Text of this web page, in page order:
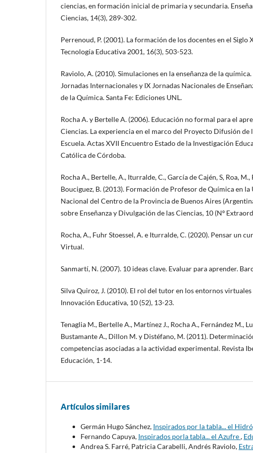
ciencias, en formación inicial de primaria y secundaria.
Ciencias, 14(3), 289-302.
Perrenoud, P. (2001). La formación de los docentes en el Siglo
Tecnología Educativa 2001, 16(3), 503-523.
Raviolo, A. (2010). Simulaciones en la enseñanza de la
Jornadas Internacionales y IX Jornadas Nacionales de
de la Química. Santa Fe: Ediciones UNL.
Rocha A. y Bertelle A. (2006). Educación no formal para el
Ciencias. La experiencia en el marco del Proyecto Difusión de
Escuela. Actas XVII Encuentro Estado de la Investigación
Católica de Córdoba.
Rocha A., Bertelle, A., Iturralde, C., García de Cajén, S, Roa, M.,
Bouciguez, B. (2013). Formación de Profesor de Química en la
Nacional del Centro de la Provincia de Buenos Aires
sobre Enseñanza y Divulgación de las Ciencias, 10 (Nº
Rocha, A., Fuhr Stoessel, A. e Iturralde, C. (2020). Pensar un
Virtual.
Sanmartí, N. (2007). 10 ideas clave. Evaluar para aprender.
Silva Quiroz, J. (2010). El rol del tutor en los entornos virtuales
Innovación Educativa, 10 (52), 13-23.
Tenaglia M., Bertelle A., Martínez J., Rocha A., Fernández M.,
Bustamante A., Dillon M. y Distéfano, M. (2011).
competencias asociadas a la actividad experimental. Revista
Educación, 1-14.
Artículos similares
Germán Hugo Sánchez, Inspirados por la tabla... el
Fernando Capuya, Inspirados porla tabla... el Azufre,
Andrea S. Farré, Patricia Carabelli, Andrés Raviolo,